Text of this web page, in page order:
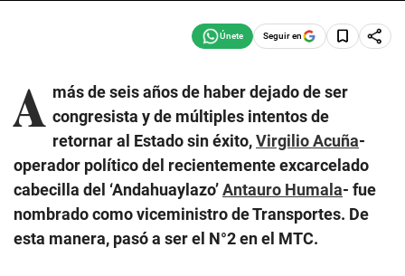
Seguir en
A más de seis años de haber dejado de ser
congresista y de múltiples intentos de
retornar al Estado sin éxito,Virgilio Acuña-
operador político del recientemente excarcelado
cabecilla del ‘Andahuaylazo’Antauro Humala- fue
nombrado como viceministro de Transportes. De
esta manera, pasó a ser el N°2 en el MTC.